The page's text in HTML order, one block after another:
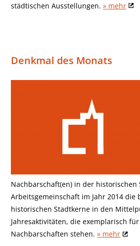
städtischen Ausstellungen.» mehr
Denkmal des Monats
Nachbarschaft(en) in der historischen
Arbeitsgemeinschaft im Jahr 2014
historischen Stadtkerne in den
Jahresaktivitäten, die exemplarisch
Nachbarschaften stehen.» mehr